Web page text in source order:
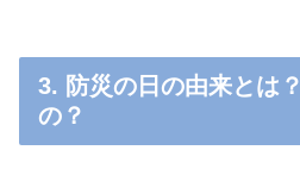
3. 防災の日の由来とは
の？